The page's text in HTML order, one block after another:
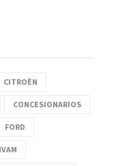
CITROËN
CONCESIONARIOS
FORD